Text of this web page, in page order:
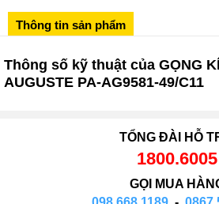
Số 28 Chùa Thông - Sơn
Số 53 Trần Đăng Ninh -
Xá, Gia Lâm, Thành
Thông tin sản phẩm
Thông số kỹ thuật của GỌNG
AUGUSTE PA-AG9581-49/C11
TỔNG ĐÀI HỖ
1800.6005
GỌI MUA